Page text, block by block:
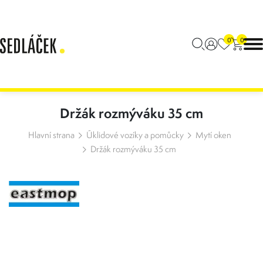
0 0
Držák rozmýváku 35 cm
Hlavní strana Úklidové vozíky a pomůcky
Mytí oken
Držák rozmýváku 35 cm